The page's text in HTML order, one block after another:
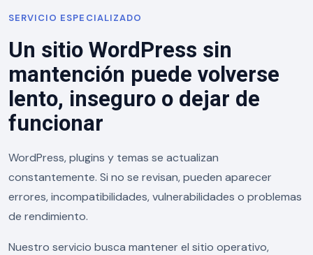
SERVICIO ESPECIALIZADO
Un sitio WordPress sin
mantención puede volverse
lento, inseguro o dejar de
funcionar
WordPress, plugins y temas se actualizan
constantemente. Si no se revisan, pueden aparecer
errores, incompatibilidades, vulnerabilidades o problemas
de rendimiento.
Nuestro servicio busca mantener el sitio operativo,